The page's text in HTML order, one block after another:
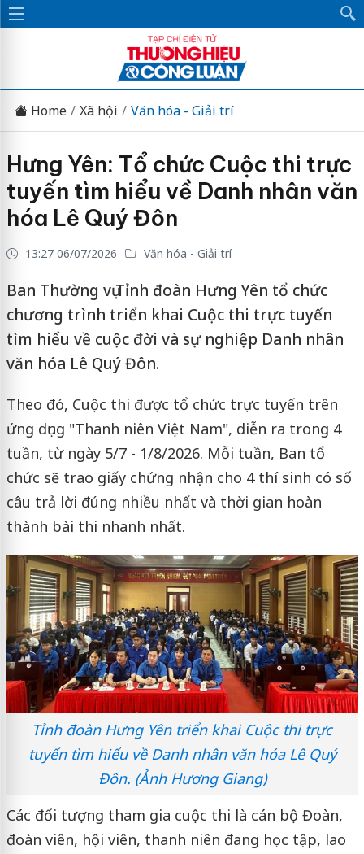
Home Xã hội Văn hóa - Giải trí
Hưng Yên: Tổ chức Cuộc thi trực
tuyến tìm hiểu về Danh nhân văn
hóa Lê Quý Đôn
13:27 06/07/2026 Văn hóa - Giải trí
Ban Thường vụ Tỉnh đoàn Hưng Yên tổ chức
chương trình triển khai Cuộc thi trực tuyến
tìm hiểu về cuộc đời và sự nghiệp Danh nhân
văn hóa Lê Quý Đôn.
Theo đó, Cuộc thi được tổ chức trực tuyến trên
ứng dụng "Thanh niên Việt Nam", diễn ra trong 4
tuần, từ ngày 5/7 - 1/8/2026. Mỗi tuần, Ban tổ
chức sẽ trao giấy chứng nhận cho 4 thí sinh có số
câu trả lời đúng nhiều nhất và thời gian hoàn
thành bài thi nhanh nhất.
Tỉnh đoàn Hưng Yên triển khai Cuộc thi trực
tuyến tìm hiểu về Danh nhân văn hóa Lê Quý
Đôn. (Ảnh Hương Giang)
Các đối tượng tham gia cuộc thi là cán bộ Đoàn,
đoàn viên, hội viên, thanh niên đang học tập, lao